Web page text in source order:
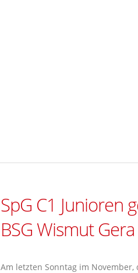
SpG C1 Junioren
BSG Wismut Gera
Am letzten Sonntag im November,